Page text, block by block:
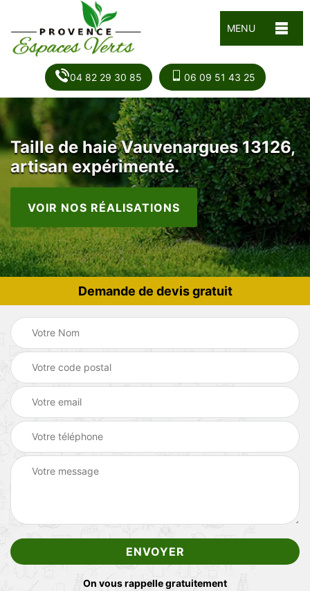
MENU
04 82 29 30 85 06 09 51 43 25
Taille de haie Vauvenargues 13126,
artisan expérimenté.
VOIR NOS RÉALISATIONS
Demande de devis gratuit
On vous rappelle gratuitement